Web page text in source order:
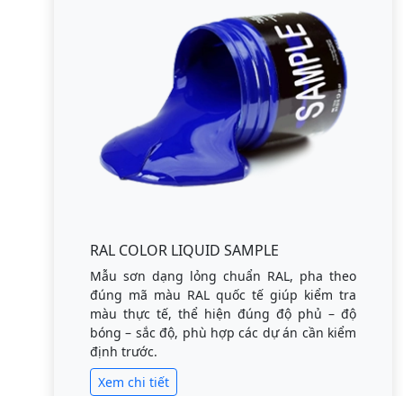
RAL COLOR LIQUID SAMPLE
Mẫu sơn dạng lỏng chuẩn RAL, pha theo
đúng mã màu RAL quốc tế giúp kiểm tra
màu thực tế, thể hiện đúng độ phủ – độ
bóng – sắc độ, phù hợp các dự án cần kiểm
định trước.
Xem chi tiết